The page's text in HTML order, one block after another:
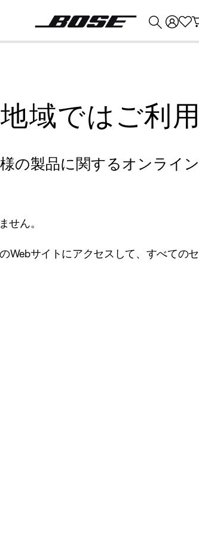
域ではご利
の製品に関するオンライ
せん。
Webサイトにアクセスして、すべての